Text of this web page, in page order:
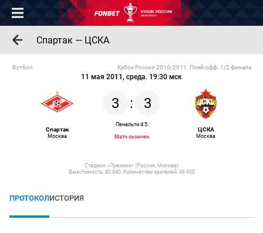
Спартак — ЦСКА
Футбол
11 мая 2011, среда. 19:30 мск
Кубок России 2010/2011. Плей-офф. 1/2 финала
Спартак
Москва
3 : 3
Пенальти 4:5
Матч окончен
ЦСКА
Москва
Стадион: «Лужники» (Россия, Москва)
Вместимость: 80 840. Количество зрителей: 46 000
ПРОТОКОЛИСТОРИЯ